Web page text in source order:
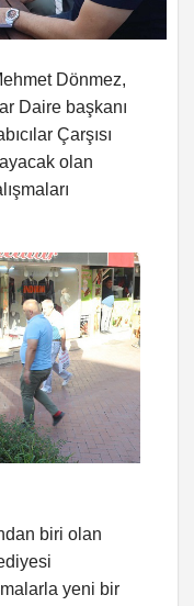
Dönmez,
Daire başkanı
Çarşısı
olan
biri olan
yeni bir